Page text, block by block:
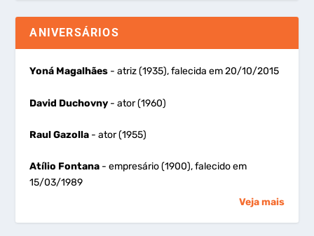
ANIVERSÁRIOS
Yoná Magalhães - atriz (1935), falecida em 20/10/2015
David Duchovny - ator (1960)
Raul Gazolla - ator (1955)
Atílio Fontana - empresário (1900), falecido em
15/03/1989
Veja mais